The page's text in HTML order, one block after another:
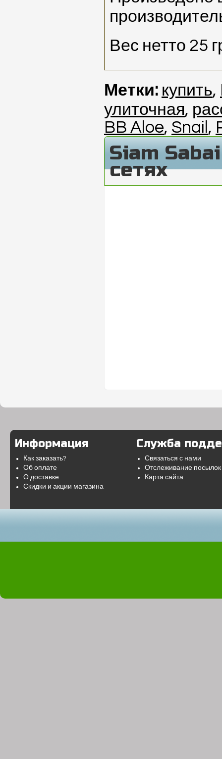
Вес нетто 25
Метки: купить,
улиточная,
BB Aloe, Snail ,
Siam
сетях
Информация
Как заказать?
Об оплате
О доставке
Скидки и акции магазина
Служба
Связаться с нами
Отслеживание посылок
Карта сайта